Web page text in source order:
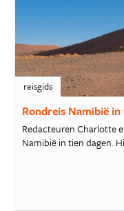
reisgids
Rondreis Namibië in
Redacteuren Charlotte
Namibië in tien dagen.